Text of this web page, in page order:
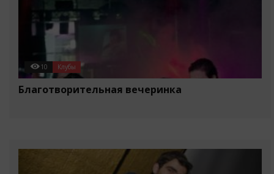
10 Клубы
Благотворительная вечеринка